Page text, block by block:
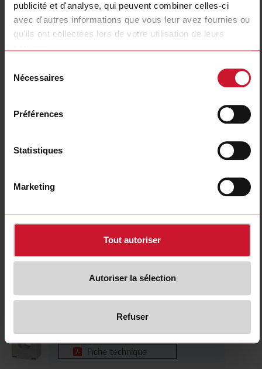
publicité et d'analyse, qui peuvent combiner celles-ci
avec d'autres informations que vous leur avez fournies ou
qu'ils ont collectées lors de votre utilisation de leurs
Nécessaires
Préférences
Statistiques
Marketing
Tout autoriser
Autoriser la sélection
Refuser
CTD1X1255AXXX
Détails
CTD1X2505AXXX
Détails
Fiche technique
CTD1X805AXXX
Détails
Fiche technique